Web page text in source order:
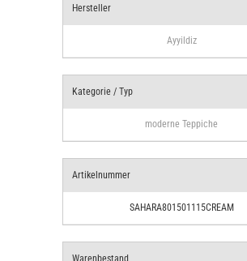
Hersteller
Ayyildiz
Kategorie / Typ
moderne Teppiche
Artikelnummer
SAHARA801501115CREAM
Warenbestand